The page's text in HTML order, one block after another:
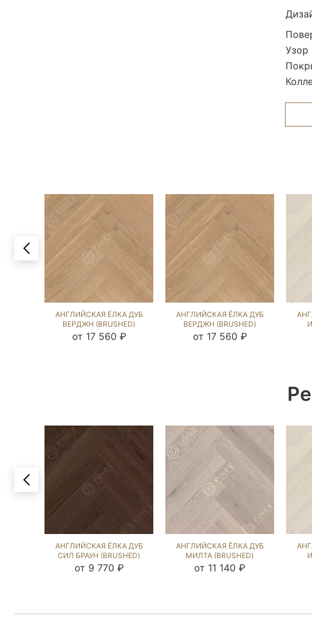
Узор
АНГЛИЙСКАЯ ЁЛКА ДУБ
ВЕРДЖН (BRUSHED)
103612
от 17 560 ₽
АНГЛИЙСКАЯ ЁЛКА ДУБ
ВЕРДЖН (BRUSHED)
103123
от 17 560 ₽
АНГЛИЙСКАЯ ЁЛКА ДУБ
СИЛ БРАУН (BRUSHED)
143278
от 9 770 ₽
АНГЛИЙСКАЯ ЁЛКА ДУБ
МИЛТА (BRUSHED)
133195
от 11 140 ₽